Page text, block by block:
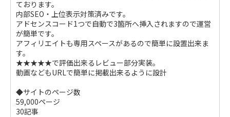
ております。
内部SEO・上位表示対策済みです。
アドセンスコード1つで自動で3箇所へ挿入されますので運営
が簡単です。
アフィリエイトも専用スペースがあるので簡単に設置出来ま
す。
★★★★★で評価出来るレビュー部分実装。
動画などもURLで簡単に掲載出来るように設計
◆サイトのページ数
59,000ページ
30記事